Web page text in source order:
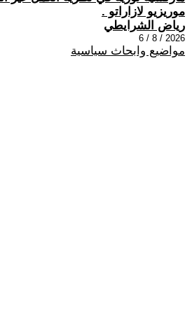
موريزيو لازاراتو .
رياض الشرايطي
2026 / 8 / 6
مواضيع وابحاث سياسية